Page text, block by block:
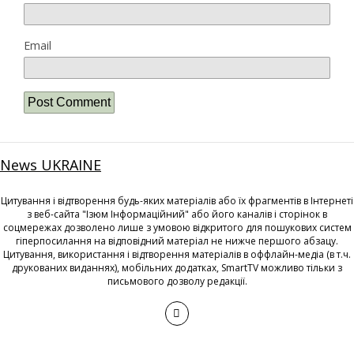
Email
News UKRAINE
Цитування і відтворення будь-яких матеріалів або їх фрагментів в Інтернеті
з веб-сайта "Ізюм Інформаційний" або його каналів і сторінок в
соцмережах дозволено лише з умовою відкритого для пошукових систем
гіперпосилання на відповідний матеріал не нижче першого абзацу.
Цитування, використання і відтворення матеріалів в оффлайн-медіа (в т.ч.
друкованих виданнях), мобільних додатках, SmartTV можливо тільки з
письмового дозволу редакції.